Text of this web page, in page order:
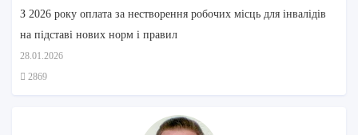
З 2026 року оплата за нестворення робочих місць для інвалідів
на підставі нових норм і правил
28.01.2026
2869